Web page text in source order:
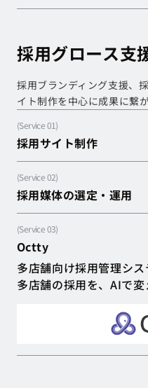
採用グロース支
採用グロース支
採用ブランディング支援、
イト制作を中心に成果に繋
(Service01)
採用サイト制作
採用サイト制作
(Service02)
採用媒体の選定・運用
採用媒体の選定・運用
(Service03)
Octty
Octty
多店舗向け採用管理シス
多店舗の採用を、AIで変